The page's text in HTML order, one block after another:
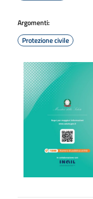
Argomenti:
Protezione civile